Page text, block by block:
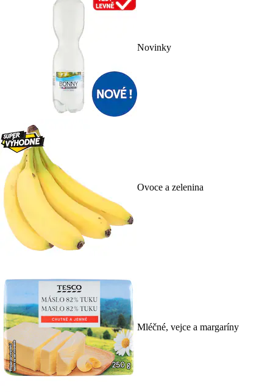
Novinky
Ovoce a zelenina
Mléčné, vejce a margaríny